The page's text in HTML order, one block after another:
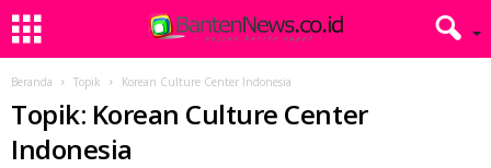
Beranda Topik Korean Culture Center Indonesia
Topik: Korean Culture Center
Indonesia